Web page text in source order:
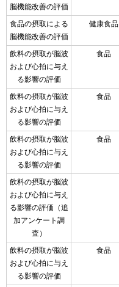
脳機能改善の評価
食品の摂取による
脳機能改善の評価
健康食品
飲料の摂取が脳波
および心拍に与え
る影響の評価
食品
飲料の摂取が脳波
および心拍に与え
る影響の評価
食品
飲料の摂取が脳波
および心拍に与え
る影響の評価
食品
飲料の摂取が脳波
および心拍に与え
る影響の評価（追
加アンケート調
査）
飲料の摂取が脳波
および心拍に与え
る影響の評価
食品